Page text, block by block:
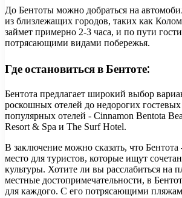
До Бентоты можно добраться на
из близлежащих городов, таких как
займет примерно 2-3 часа, и по пути
потрясающими видами побережья.
Где остановиться в Бентоте:
Бентота предлагает широкий выбор
роскошных отелей до недорогих
популярных отелей - Cinnamon Bentota
Resort & Spa и The Surf Hotel.
В заключение можно сказать, что Бентота
место для туристов, которые ищут
культуры. Хотите ли вы расслабиться на
местные достопримечательности, в
для каждого. С его потрясающими